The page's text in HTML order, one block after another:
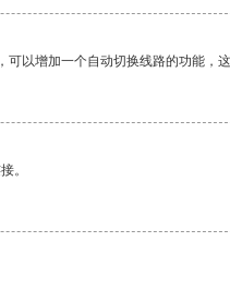
以增加一个自动切换线路的功能，
。